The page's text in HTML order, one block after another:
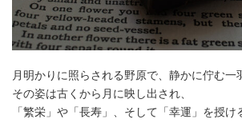
月明かりに照らされる野原で、静かに佇む一
その姿は古くから月に映し出され、
「繁栄」や「長寿」、そして「幸運」を授